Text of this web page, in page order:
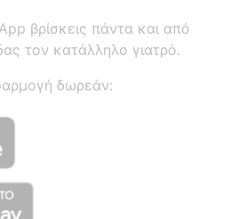
βρίσκεις πάντα και από
τον κατάλληλο γιατρό.
δωρεάν: